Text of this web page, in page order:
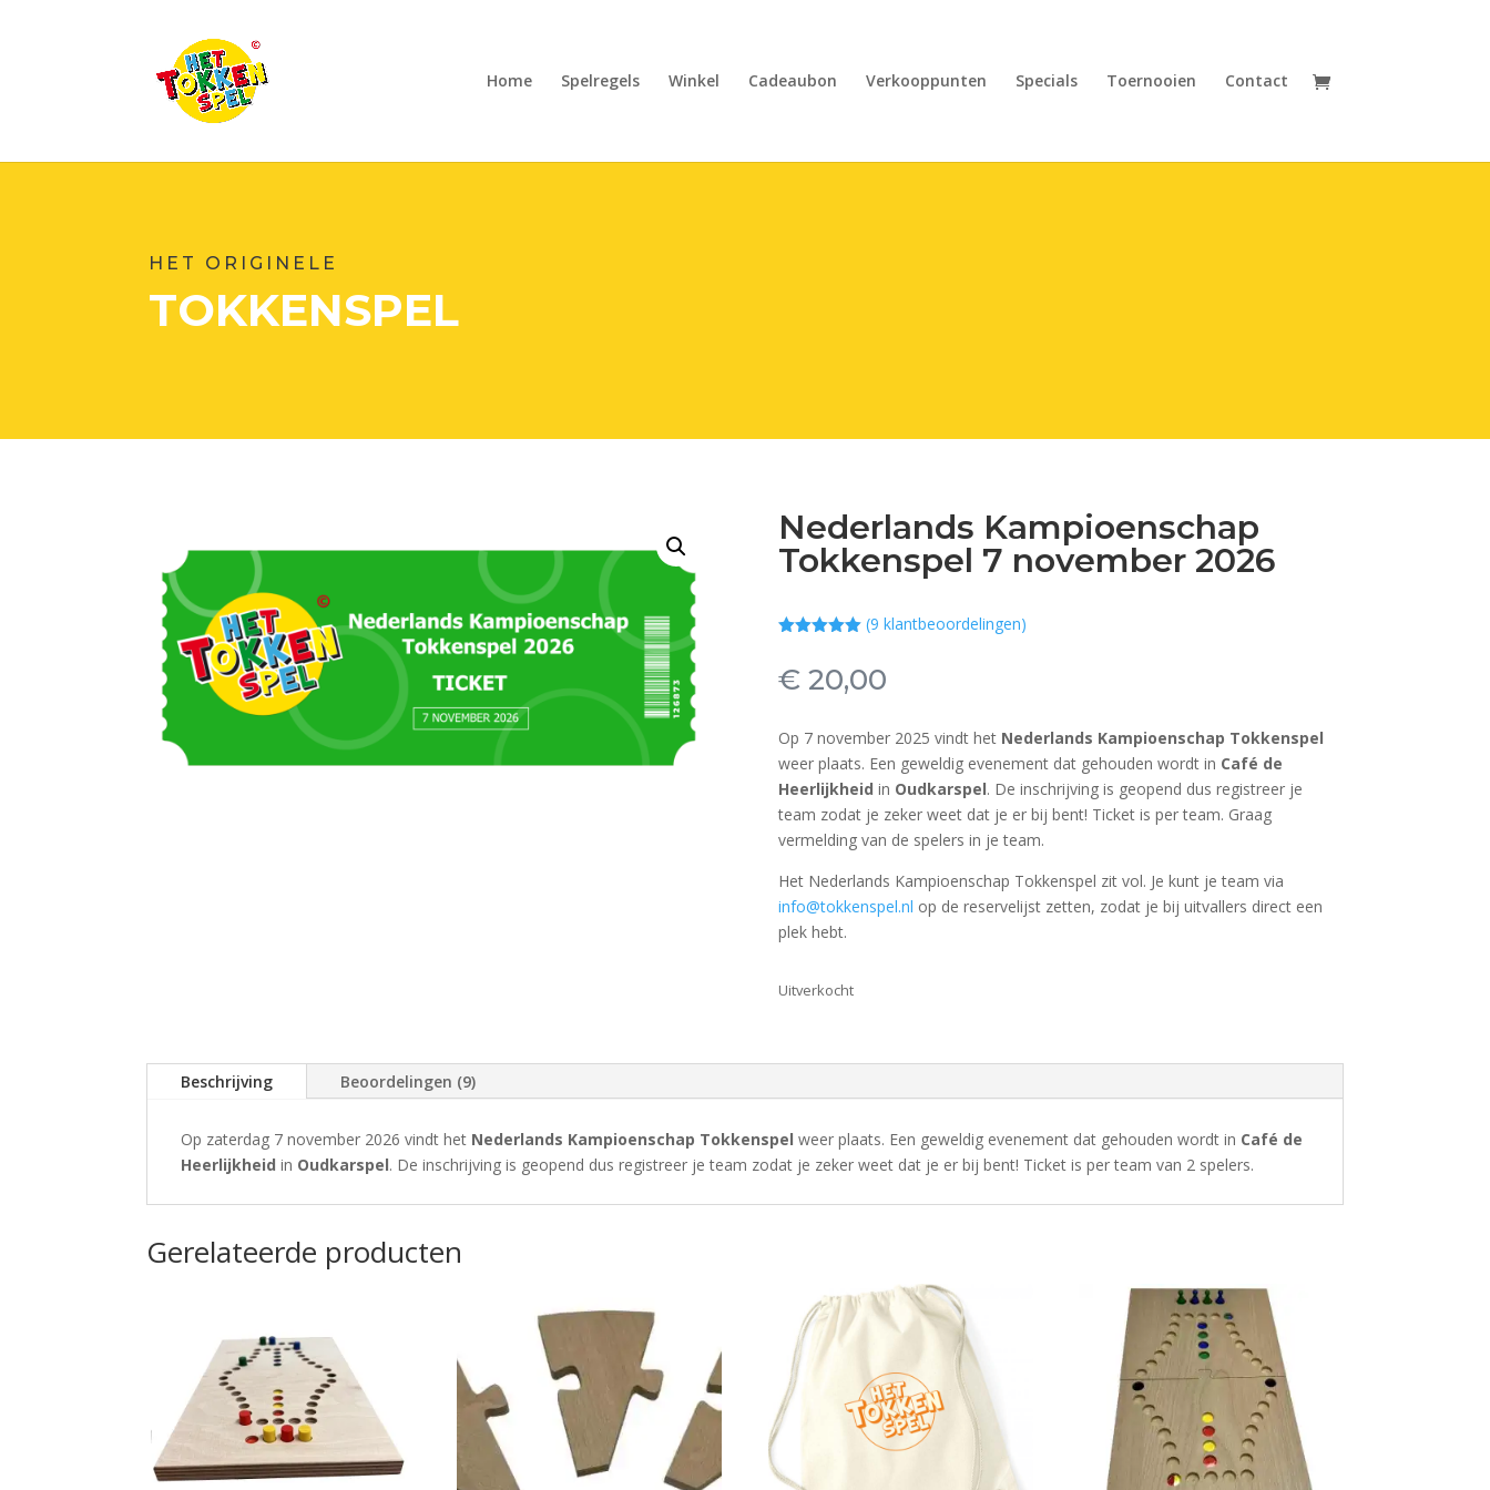
Home Spelregels Winkel Cadeaubon Verkooppunten Specials Toernooien Contact
HET ORIGINELE
TOKKENSPEL
Nederlands Kampioenschap
Tokkenspel 7 november 2026
gebaseerd
op
klant
(9 klantbeoordelingen)
€20,00
Op 7 november 2025 vindt het Nederlands Kampioenschap Tokkenspel
weer plaats. Een geweldig evenement dat gehouden wordt in Café de
Heerlijkheid in Oudkarspel. De inschrijving is geopend dus registreer je
team zodat je zeker weet dat je er bij bent! Ticket is per team. Graag
vermelding van de spelers in je team.
Het Nederlands Kampioenschap Tokkenspel zit vol. Je kunt je team via
info@tokkenspel.nl op de reservelijst zetten, zodat je bij uitvallers direct een
plek hebt.
Uitverkocht
Beschrijving Beoordelingen (9)
Op zaterdag 7 november 2026 vindt het Nederlands Kampioenschap Tokkenspel weer plaats. Een geweldig evenement dat gehouden wordt in Café de
Heerlijkheid in Oudkarspel. De inschrijving is geopend dus registreer je team zodat je zeker weet dat je er bij bent! Ticket is per team van 2 spelers.
Gerelateerde producten